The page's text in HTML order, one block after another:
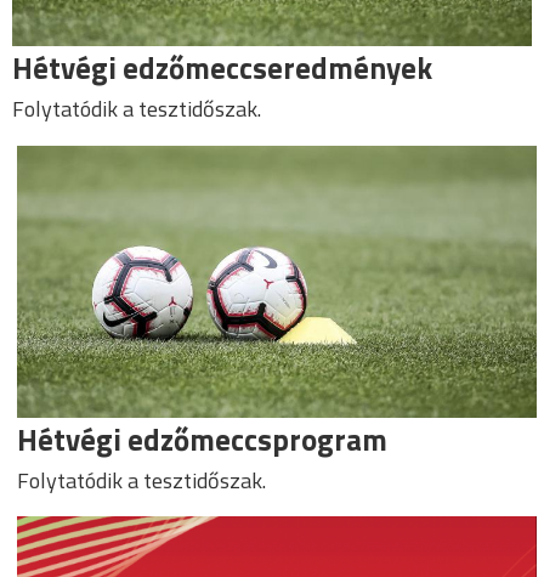
Hétvégi edzőmeccseredmények
Folytatódik a tesztidőszak.
Hétvégi edzőmeccsprogram
Folytatódik a tesztidőszak.